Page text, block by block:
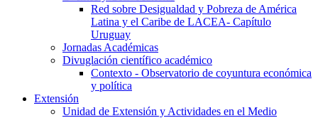
Red sobre Desigualdad y Pobreza de América
Latina y el Caribe de LACEA- Capítulo
Uruguay
Jornadas Académicas
Divuglación científico académico
Contexto - Observatorio de coyuntura económica
y política
Extensión
Unidad de Extensión y Actividades en el Medio